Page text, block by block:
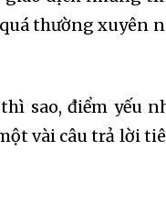
thường xuyên
sao, điểm yếu
vài câu trả lời